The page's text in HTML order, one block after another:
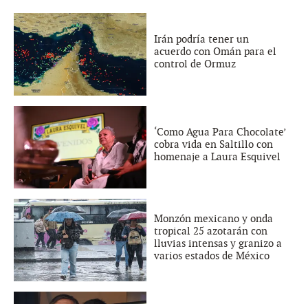
Irán podría tener un
acuerdo con Omán para el
control de Ormuz
‘Como Agua Para Chocolate’
cobra vida en Saltillo con
homenaje a Laura Esquivel
Monzón mexicano y onda
tropical 25 azotarán con
lluvias intensas y granizo a
varios estados de México